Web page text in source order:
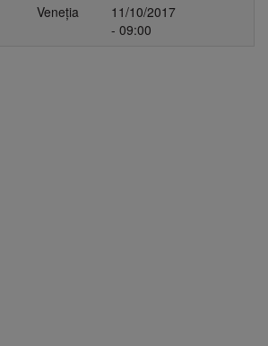
Veneția
11/10/2017
- 09:00